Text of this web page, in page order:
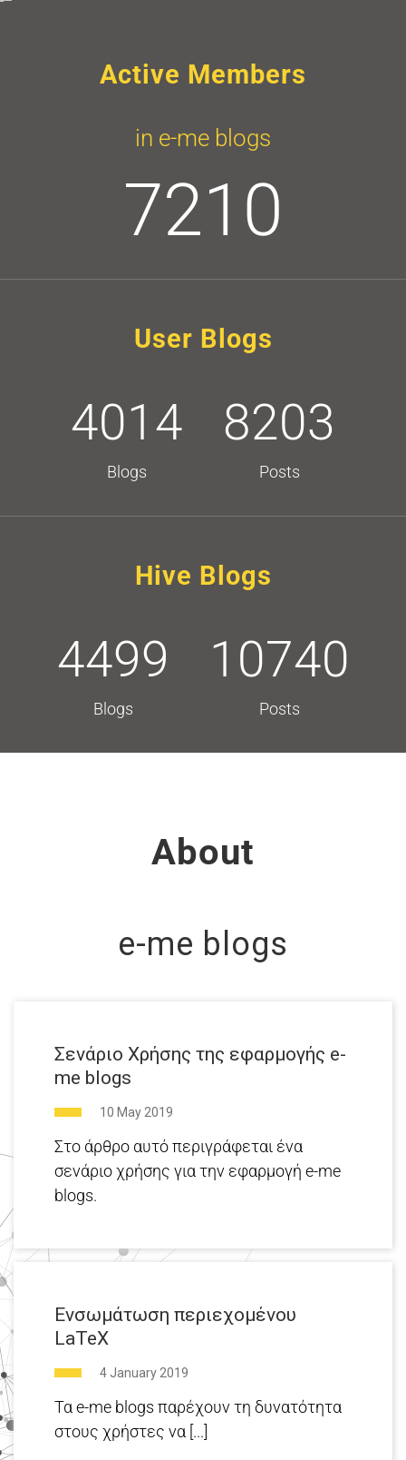
Active Members
in e-me blogs
7210
User Blogs
4014
Blogs
8203
Posts
Hive Blogs
4499
Blogs
10740
Posts
About
e-me blogs
Σενάριο Χρήσης της εφαρμογής e-
me blogs
10 May 2019
Στο άρθρο αυτό περιγράφεται ένα
σενάριο χρήσης για την εφαρμογή e-me
blogs.
Ενσωμάτωση περιεχομένου
LaTeX
4 January 2019
Τα e-me blogs παρέχουν τη δυνατότητα
στους χρήστες να [...]